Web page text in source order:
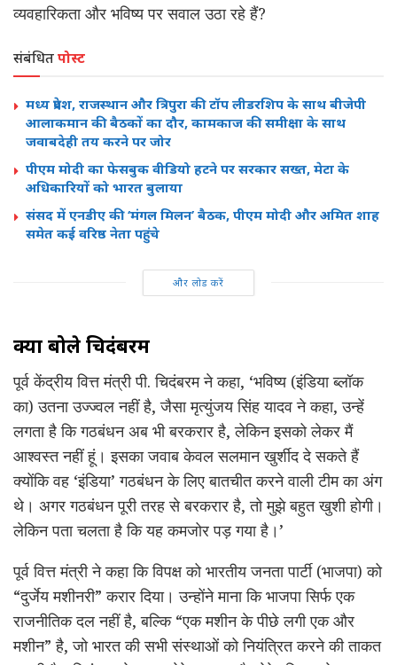
व्यवहारिकता और भविष्य पर सवाल उठा रहे हैं?
संबंधितपोस्ट
मध्य प्रदेश, राजस्थान और त्रिपुरा की टॉप लीडरशिप के साथ बीजेपी
आलाकमान की बैठकों का दौर, कामकाज की समीक्षा के साथ
जवाबदेही तय करने पर जोर
पीएम मोदी का फेसबुक वीडियो हटने पर सरकार सख्त, मेटा के
अधिकारियों को भारत बुलाया
संसद में एनडीए की ‘मंगल मिलन’ बैठक, पीएम मोदी और अमित शाह
समेत कई वरिष्ठ नेता पहुंचे
और लोड करें
क्या बोले चिदंबरम
पूर्व केंद्रीय वित्त मंत्री पी. चिदंबरम ने कहा, ‘भविष्य (इंडिया ब्लॉक
का) उतना उज्ज्वल नहीं है, जैसा मृत्युंजय सिंह यादव ने कहा, उन्हें
लगता है कि गठबंधन अब भी बरकरार है, लेकिन इसको लेकर मैं
आश्वस्त नहीं हूं। इसका जवाब केवल सलमान खुर्शीद दे सकते हैं
क्योंकि वह ‘इंडिया’ गठबंधन के लिए बातचीत करने वाली टीम का अंग
थे। अगर गठबंधन पूरी तरह से बरकरार है, तो मुझे बहुत खुशी होगी।
लेकिन पता चलता है कि यह कमजोर पड़ गया है।’
पूर्व वित्त मंत्री ने कहा कि विपक्ष को भारतीय जनता पार्टी (भाजपा) को
“दुर्जेय मशीनरी” करार दिया। उन्होंने माना कि भाजपा सिर्फ एक
राजनीतिक दल नहीं है, बल्कि “एक मशीन के पीछे लगी एक और
मशीन” है, जो भारत की सभी संस्थाओं को नियंत्रित करने की ताकत